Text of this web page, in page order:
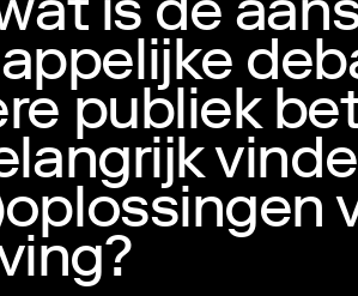
is de
publiek